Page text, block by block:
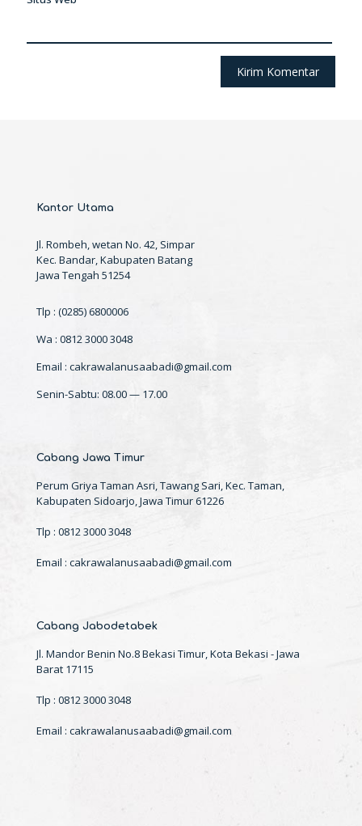
Kantor Utama
Jl. Rombeh, wetan No. 42, Simpar
Kec. Bandar, Kabupaten Batang
Jawa Tengah 51254
Tlp : (0285) 6800006
Wa : 0812 3000 3048
Email : cakrawalanusaabadi@gmail.com
Senin-Sabtu: 08.00 — 17.00
Cabang Jawa Timur
Perum Griya Taman Asri, Tawang Sari, Kec. Taman,
Kabupaten Sidoarjo, Jawa Timur 61226
Tlp : 0812 3000 3048
Email : cakrawalanusaabadi@gmail.com
Cabang Jabodetabek
Jl. Mandor Benin No.8 Bekasi Timur, Kota Bekasi - Jawa
Barat 17115
Tlp : 0812 3000 3048
Email : cakrawalanusaabadi@gmail.com